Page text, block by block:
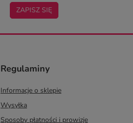
ZAPISZ SIĘ
Regulaminy
Informacje o sklepie
Wysyłka
Sposoby płatności i prowizje